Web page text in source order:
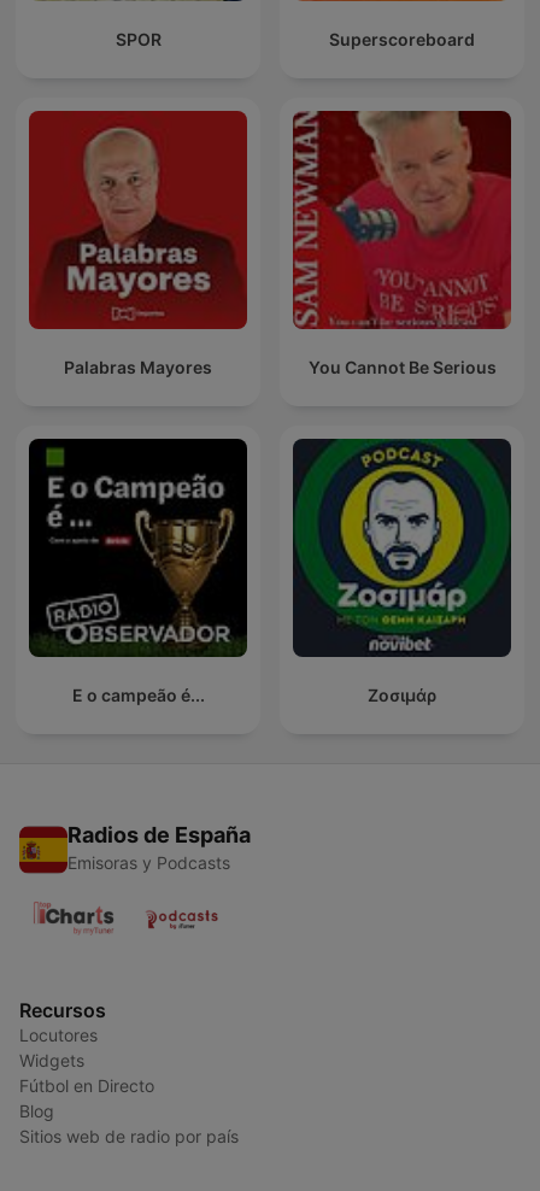
SPOR Superscoreboard
Palabras Mayores You Cannot Be Serious
E o campeão é... Ζοσιμάρ
Radios de España
Emisoras y Podcasts
Recursos
Locutores
Widgets
Fútbol en Directo
Blog
Sitios web de radio por país